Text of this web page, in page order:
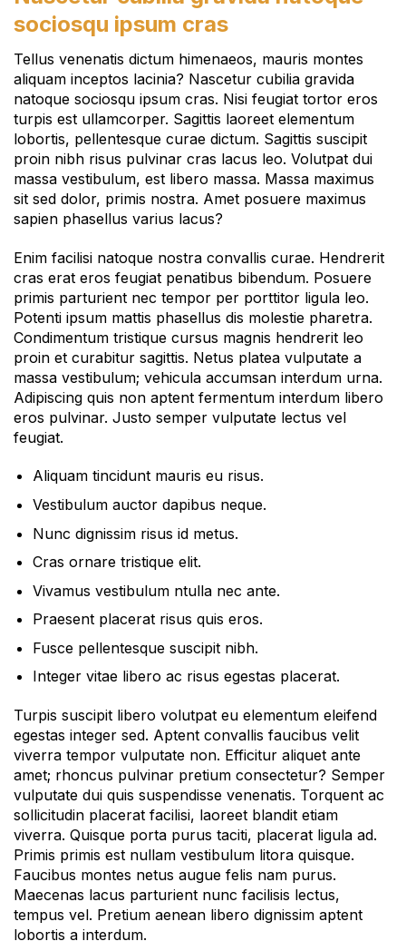
sociosqu ipsum cras
Tellus venenatis dictum himenaeos, mauris montes
aliquam inceptos lacinia? Nascetur cubilia gravida
natoque sociosqu ipsum cras. Nisi feugiat tortor eros
turpis est ullamcorper. Sagittis laoreet elementum
lobortis, pellentesque curae dictum. Sagittis suscipit
proin nibh risus pulvinar cras lacus leo. Volutpat dui
massa vestibulum, est libero massa. Massa maximus
sit sed dolor, primis nostra. Amet posuere maximus
sapien phasellus varius lacus?
Enim facilisi natoque nostra convallis curae. Hendrerit
cras erat eros feugiat penatibus bibendum. Posuere
primis parturient nec tempor per porttitor ligula leo.
Potenti ipsum mattis phasellus dis molestie pharetra.
Condimentum tristique cursus magnis hendrerit leo
proin et curabitur sagittis. Netus platea vulputate a
massa vestibulum; vehicula accumsan interdum urna.
Adipiscing quis non aptent fermentum interdum libero
eros pulvinar. Justo semper vulputate lectus vel
feugiat.
Aliquam tincidunt mauris eu risus.
Vestibulum auctor dapibus neque.
Nunc dignissim risus id metus.
Cras ornare tristique elit.
Vivamus vestibulum ntulla nec ante.
Praesent placerat risus quis eros.
Fusce pellentesque suscipit nibh.
Integer vitae libero ac risus egestas placerat.
Turpis suscipit libero volutpat eu elementum eleifend
egestas integer sed. Aptent convallis faucibus velit
viverra tempor vulputate non. Efficitur aliquet ante
amet; rhoncus pulvinar pretium consectetur? Semper
vulputate dui quis suspendisse venenatis. Torquent ac
sollicitudin placerat facilisi, laoreet blandit etiam
viverra. Quisque porta purus taciti, placerat ligula ad.
Primis primis est nullam vestibulum litora quisque.
Faucibus montes netus augue felis nam purus.
Maecenas lacus parturient nunc facilisis lectus,
tempus vel. Pretium aenean libero dignissim aptent
lobortis a interdum.